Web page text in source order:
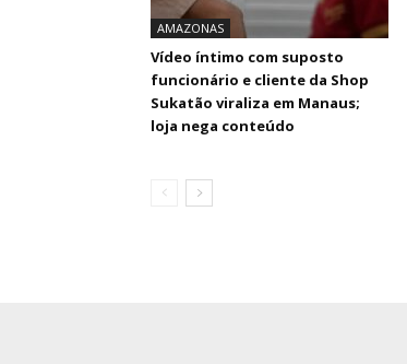
AMAZONAS
Vídeo íntimo com suposto
funcionário e cliente da Shop
Sukatão viraliza em Manaus;
loja nega conteúdo